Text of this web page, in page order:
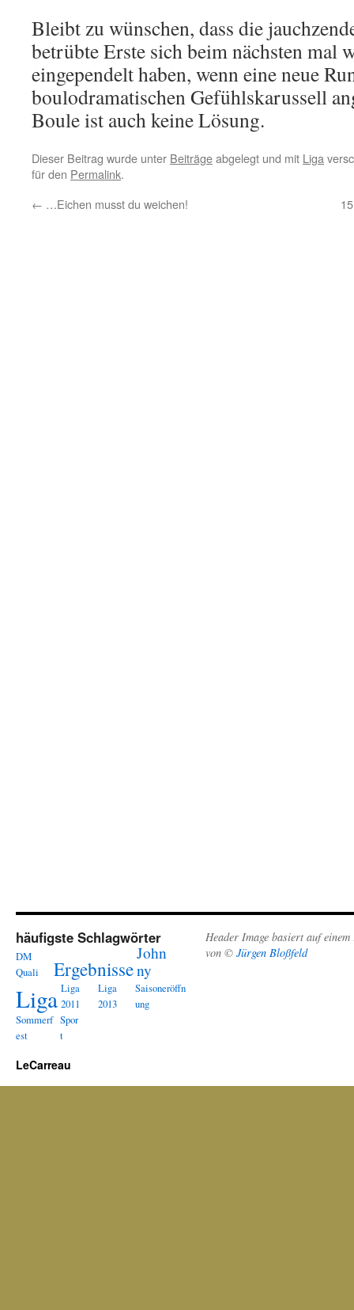
Bleibt zu wünschen, dass die
betrübte Erste sich beim nächsten mal
eingependelt haben, wenn eine neue
boulodramatischen Gefühlskarussell
Boule ist auch keine Lösung.
Dieser Beitrag wurde unter Beiträgeabgelegt und mit Liga
für den Permalink.
← …Eichen musst du weichen!
häufigste Schlagwörter
DM
Quali
Ergebnisse
John
ny
Liga Liga
2011
Liga
2013
Saisoneröffn
ung
Sommerf
est
Spor
t
Header Image basiert auf einem
von © Jürgen Bloßfeld
LeCarreau